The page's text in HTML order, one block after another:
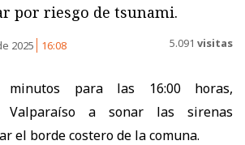
por riesgo de tsunami.
2025 16:08 5.091 visitas
minutos para las 16:00 horas,
Valparaíso a sonar las sirenas
el borde costero de la comuna.